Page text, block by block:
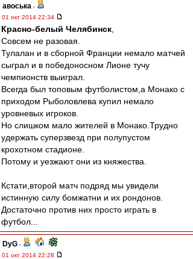
авоська -
01 окт 2014 22:34
Красно-белый Челябинск
Совсем не разовая.
Тулалан и в сборной Франции немало матчей
сыграл и в победоносном Лионе тучу
чемпионств выиграл.
Всегда был топовым футболистом,а Монако с
приходом Рыболовлева купил немало
уровневых игроков.
Но слишком мало жителей в Монако.Трудно
удержать суперзвезд при полупустом
крохотном стадионе.
Потому и уезжают они из княжества.
Кстати,второй матч подряд мы увидели
истинную силу бомжатни и их рондонов.
Достаточно против них просто играть в
футбол...
DyG -
01 окт 2014 22:28